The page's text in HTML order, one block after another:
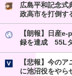
広島平和記念式
政高市を打倒す
【朗報】日産
録を達成 55Lタ
【悲報】今の
に池沼役をやら